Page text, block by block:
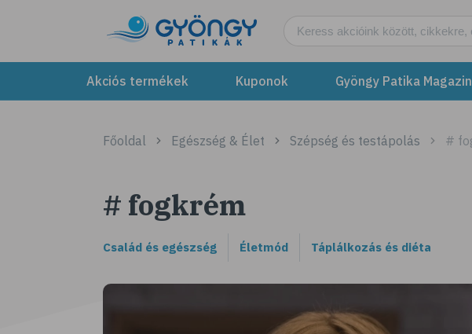
Akciós termékek Kuponok Gyöngy Patika Magazin
Főoldal Egészség & Élet Szépség és testápolás #
# fogkrém
Család és egészség Életmód Táplálkozás és diéta